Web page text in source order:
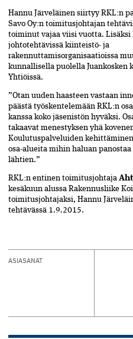
Hannu Järveläinen siirtyy RKL:n
Savo Oy:n toimitusjohtajan
toiminut vajaa viisi vuotta. Lisäksi
johtotehtävissä kiinteistö- ja
rakennuttamisorganisaatioissa
kunnallisella puolella Juankosken
Yhtiöissä.
”Otan uuden haasteen vastaan
päästä työskentelemään RKL:n
kanssa koko jäsenistön hyväksi.
takaavat menestyksen yhä
Koulutuspalveluiden
osa-alueita mihin haluan
lähtien.”
RKL:n entinen toimitusjohtaja
kesäkuun alussa Rakennusliike
toimitusjohtajaksi, Hannu
tehtävässä 1.9.2015.
ASIASANAT